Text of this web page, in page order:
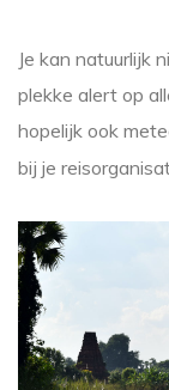
Je kan natuurlijk
plekke alert op
hopelijk ook
bij je